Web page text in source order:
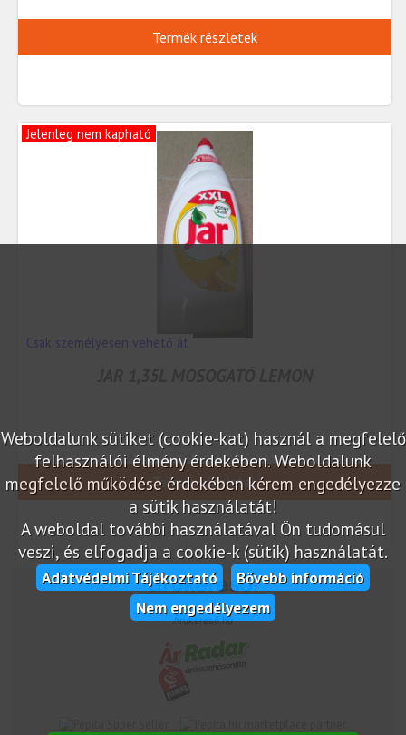
Termék részletek
Jelenleg nem kapható
Csak személyesen vehető át
Termék részletek
Weboldalunk sütiket (cookie-kat) használ a megfelelő
felhasználói élmény érdekében. Weboldalunk
megfelelő működése érdekében kérem engedélyezze
a sütik használatát!
A weboldal további használatával Ön tudomásul
veszi, és elfogadja a cookie-k (sütik) használatát.
Adatvédelmi Tájékoztató
Bővebb információ
Nem engedélyezem
Árukereső.hu